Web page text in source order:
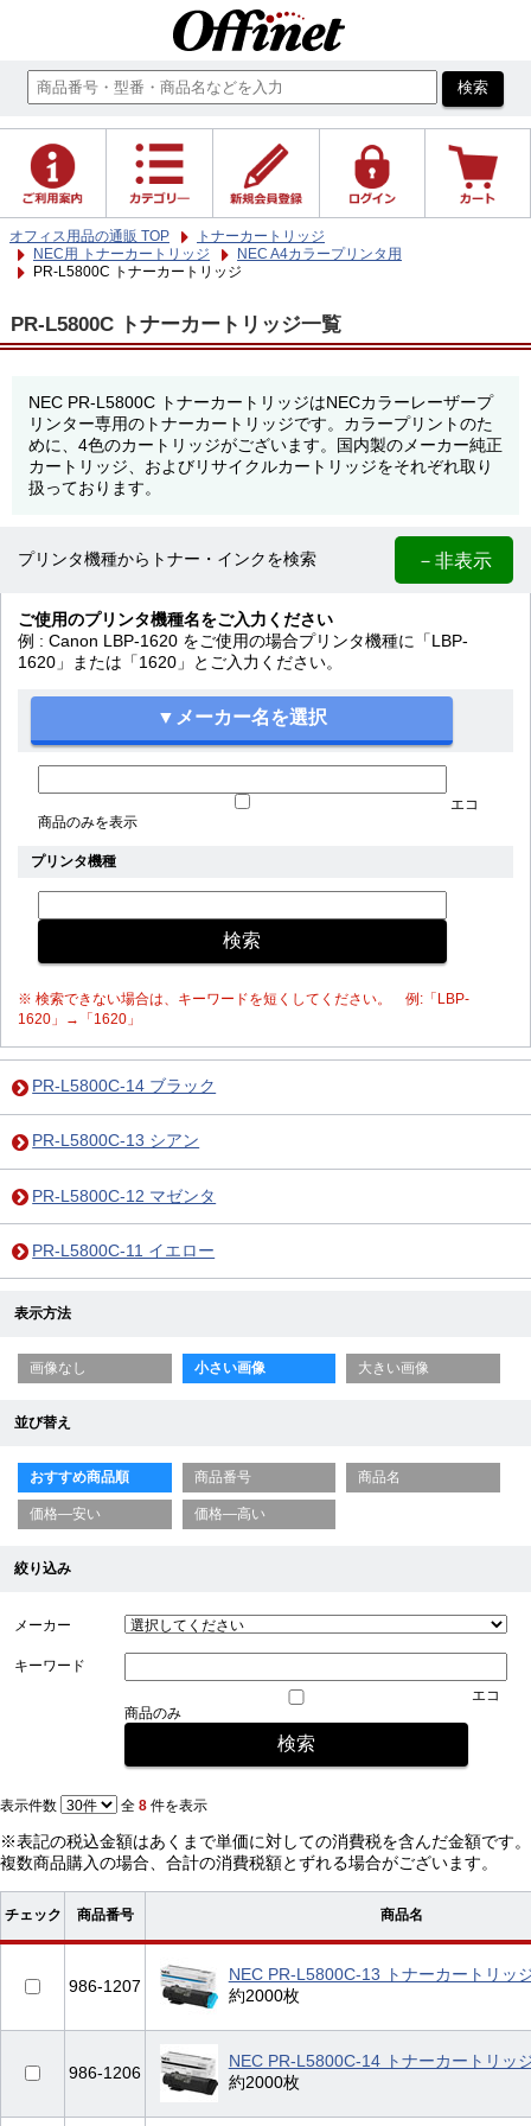
オフィス用品の通販 TOP
トナーカートリッジ
NEC用 トナーカートリッジ
NEC A4カラープリンタ用
PR-L5800C トナーカートリッジ
PR-L5800C トナーカートリッジ一覧
NEC PR-L5800C トナーカートリッジはNECカラーレーザープ
リンター専用のトナーカートリッジです。カラープリントのた
めに、4色のカートリッジがございます。国内製のメーカー純正
カートリッジ、およびリサイクルカートリッジをそれぞれ取り
扱っております。
プリンタ機種からトナー・インクを検索 －非表示
ご使用のプリンタ機種名をご入力ください
例 : Canon LBP-1620 をご使用の場合プリンタ機種に「LBP-
1620」または「1620」とご入力ください。
エコ
商品のみを表示
プリンタ機種
※ 検索できない場合は、キーワードを短くしてください。 例:「LBP-
1620」→「1620」
PR-L5800C-14 ブラック
PR-L5800C-13 シアン
PR-L5800C-12 マゼンタ
PR-L5800C-11 イエロー
表示方法
画像なし 小さい画像 大きい画像
並び替え
おすすめ商品順 商品番号 商品名
価格—安い 価格—高い
絞り込み
メーカー
キーワード
エコ
商品のみ
表示件数 全 8 件を表示
※表記の税込金額はあくまで単価に対しての消費税を含んだ金額です。
複数商品購入の場合、合計の消費税額とずれる場合がございます。
チェック 商品番号 商品名
986-1207
NEC PR-L5800C-13 トナーカートリッ
約2000枚
986-1206
NEC PR-L5800C-14 トナーカートリッ
約2000枚